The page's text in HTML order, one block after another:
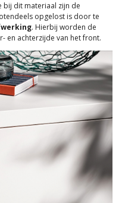
bij dit materiaal zijn de
opgelost is door te
. Hierbij worden de
en achterzijde van het front.